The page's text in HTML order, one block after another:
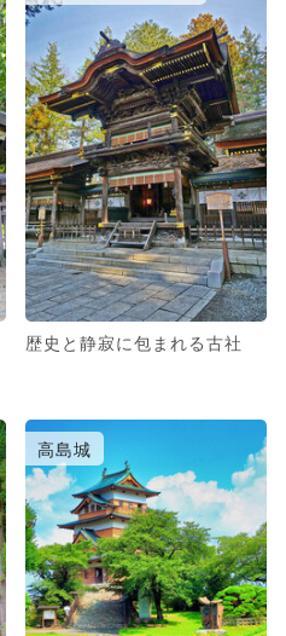
歴史と静寂に包まれる古社
高島城